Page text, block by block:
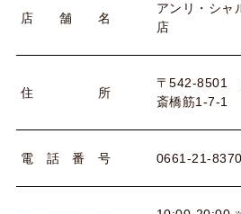
店 舗 名
アンリ・シャ
店
住 所
〒542-8501
斎橋筋1-7-1
電 話 番 号 0661-21-8370